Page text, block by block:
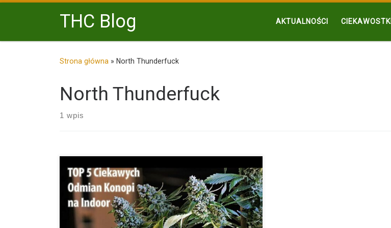
Przejdź do treściTHC Blog AKTUALNOŚCI CIEKAWOSTKI
Strona główna » North Thunderfuck
North Thunderfuck
1 wpis
Poniżej mamy dla Was ciekawy TOP 5 odmian marihuany,
które […]